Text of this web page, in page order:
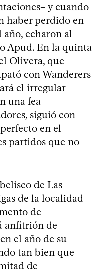
y cuando
haber perdido en
echaron al
Apud. En la quinta
Olivera, que
con Wanderers
el irregular
una fea
siguió con
en el
partidos que no
de Las
de la localidad
de
anfitrión de
el año de su
tan bien que
de